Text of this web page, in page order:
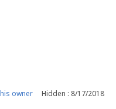
owner Hidden : 8/17/2018